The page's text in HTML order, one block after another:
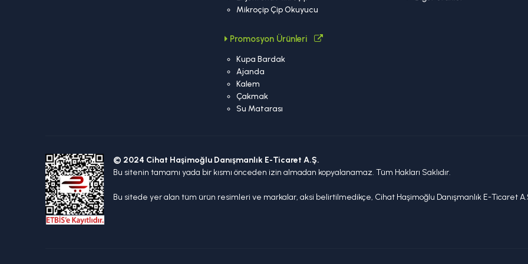
Mikroçip Çip Okuyucu
Promosyon Ürünleri
Kupa Bardak
Ajanda
Kalem
Çakmak
Su Matarası
© 2024 Cihat Haşimoğlu Danışmanlık E-Ticaret A.Ş.
Bu sitenin tamamı yada bir kısmı önceden izin almadan kopyalanamaz. Tüm Hakları Saklıdır.
Bu sitede yer alan tüm ürün resimleri ve markalar, aksi belirtilmedikçe, Cihat Haşimoğlu Danışmanlık E-Ticaret